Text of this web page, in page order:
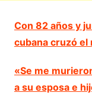
Con 82 años y
cubana cruzó el
«Se me
a su esposa e